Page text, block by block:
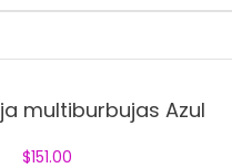
multiburbujas Azul
$151.00